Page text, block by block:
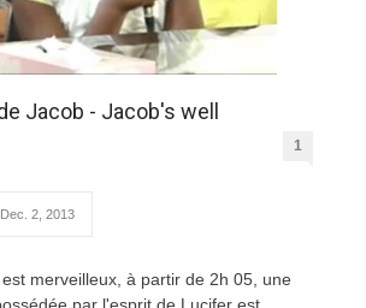
Jacob - Jacob's well
1
Dec. 2, 2013
merveilleux, à partir de 2h 05, une
par l'esprit de Lucifer est